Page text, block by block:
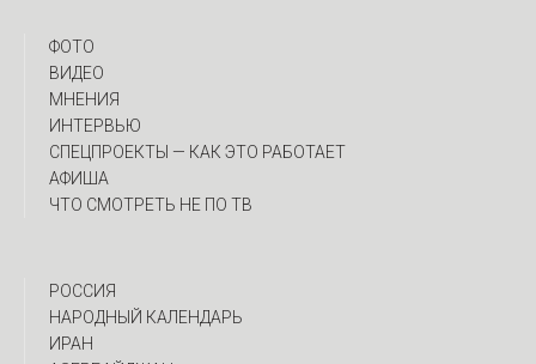
ФОТО
ВИДЕО
МНЕНИЯ
ИНТЕРВЬЮ
CПЕЦПРОЕКТЫ — КАК ЭТО РАБОТАЕТ
АФИША
ЧТО СМОТРЕТЬ НЕ ПО ТВ
РОССИЯ
НАРОДНЫЙ КАЛЕНДАРЬ
ИРАН